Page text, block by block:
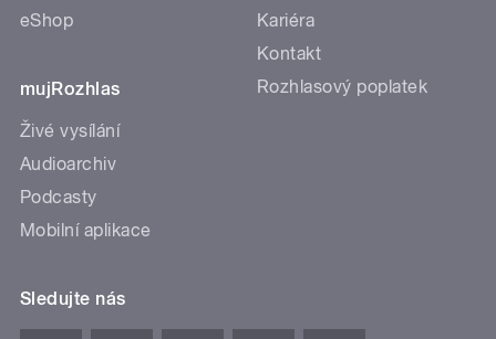
eShop
mujRozhlas
Živé vysílání
Audioarchiv
Podcasty
Mobilní aplikace
Kariéra
Kontakt
Rozhlasový poplatek
Sledujte nás